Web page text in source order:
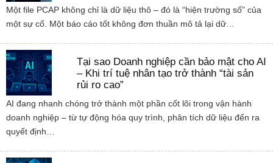
Một file PCAP không chỉ là dữ liệu thô – đó là “hiện trường số” của
một sự cố. Một báo cáo tốt không đơn thuần mô tả lại dữ…
Tại sao Doanh nghiệp cần bảo mật cho AI
– Khi trí tuệ nhân tạo trở thành “tài sản
rủi ro cao”
AI đang nhanh chóng trở thành một phần cốt lõi trong vận hành
doanh nghiệp – từ tự động hóa quy trình, phân tích dữ liệu đến ra
quyết định…